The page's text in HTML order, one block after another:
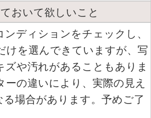
おいて欲しいこと
ディションをチェックし、
けを選んできていますが、写
ズや汚れがあることもありま
の違いにより、実際の見え
場合があります。予めご了